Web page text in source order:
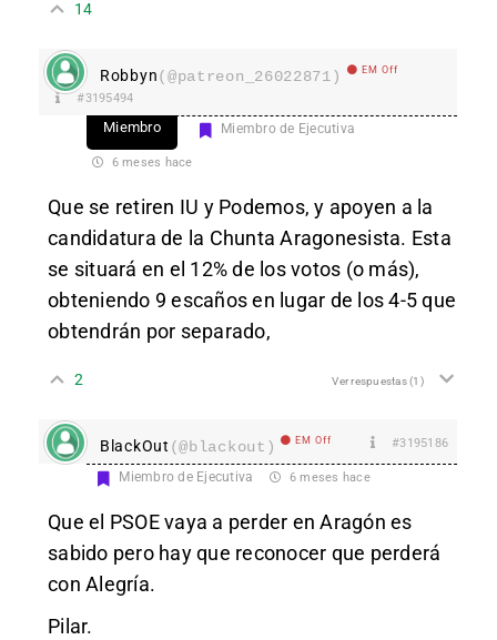
14
Robbyn(@patreon_26022871) EM Off
#3195494
Miembro Miembro de Ejecutiva
6 meses hace
Que se retiren IU y Podemos, y apoyen a la
candidatura de la Chunta Aragonesista. Esta
se situará en el 12% de los votos (o más),
obteniendo 9 escaños en lugar de los 4-5 que
obtendrán por separado,
2 Ver respuestas(1)
BlackOut (@blackout) EM Off #3195186
Miembro de Ejecutiva 6 meses hace
Que el PSOE vaya a perder en Aragón es
sabido pero hay que reconocer que perderá
con Alegría.
Pilar.